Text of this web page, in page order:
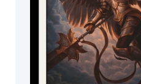
Kieryluk
Compiet